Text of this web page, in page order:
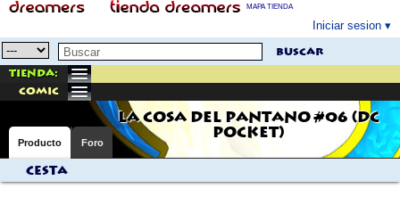
MAPA TIENDA
Iniciar sesion
buscar
Tienda:
comic
LA COSA DEL PANTANO #06 (DC
POCKET)
Producto Foro
Cesta